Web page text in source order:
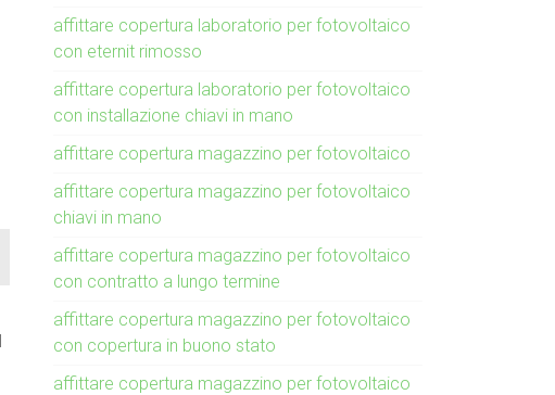
affittare copertura laboratorio per fotovoltaico
con eternit rimosso
affittare copertura laboratorio per fotovoltaico
con installazione chiavi in mano
affittare copertura magazzino per fotovoltaico
affittare copertura magazzino per fotovoltaico
chiavi in mano
affittare copertura magazzino per fotovoltaico
con contratto a lungo termine
affittare copertura magazzino per fotovoltaico
con copertura in buono stato
affittare copertura magazzino per fotovoltaico